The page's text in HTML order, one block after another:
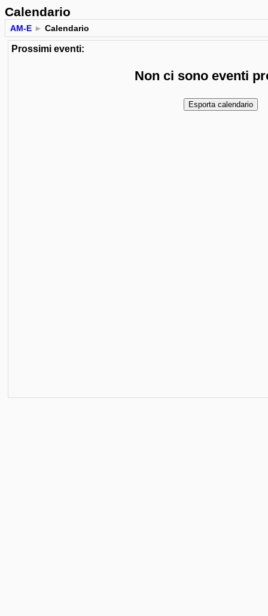
Calendario
AM-E ► Calendario
Prossimi eventi:
Non ci sono eventi